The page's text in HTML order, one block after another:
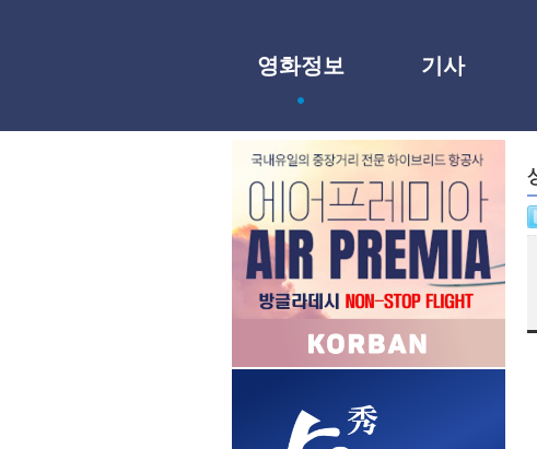
영화정보 기사